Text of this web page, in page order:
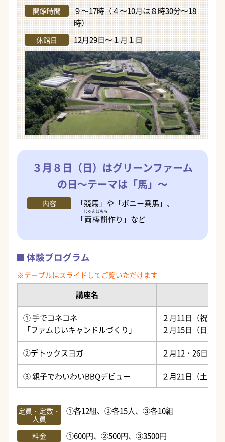
開館時間
９～17時（４～10月は８時30分～18
時）
休館日 12月29日～１月１日
３月８日（日）はグリーンファーム
の日～テーマは「馬」～
内容
「競馬」や「ポニー乗馬」、
「両棒餅
じゃんぼもち
作り」など
体験プログラム
講座名
① 手でコネコネ
「ファムじいキャンドルづくり」
２月11日（祝）
２月15日（日）
②デトックスヨガ ２月12・26日の
③ 親子でわいわいBBQデビュー ２月21日（土）
定員・定数・
人員
①各12組、②各15人、③各10組
料金 ①600円、②500円、③3500円